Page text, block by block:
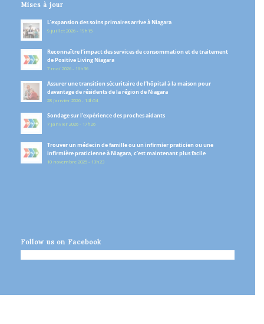
Mises à jour
L’expansion des soins primaires arrive à Niagara
9 juillet 2026 - 19h15
Reconnaître l’impact des services de consommation et de traitement
de Positive Living Niagara
7 mai 2026 - 16h36
Assurer une transition sécuritaire de l’hôpital à la maison pour
davantage de résidents de la région de Niagara
28 janvier 2026 - 14h54
Sondage sur l’expérience des proches aidants
7 janvier 2026 - 17h26
Trouver un médecin de famille ou un infirmier praticien ou une
infirmière praticienne à Niagara, c’est maintenant plus facile
10 novembre 2025 - 13h23
Follow us on Facebook